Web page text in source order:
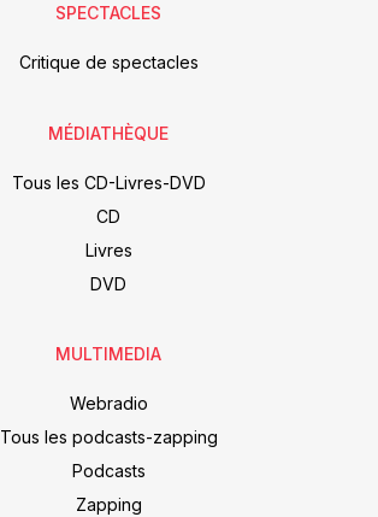
SPECTACLES
Critique de spectacles
MÉDIATHÈQUE
Tous les CD-Livres-DVD
CD
Livres
DVD
MULTIMEDIA
Webradio
Tous les podcasts-zapping
Podcasts
Zapping